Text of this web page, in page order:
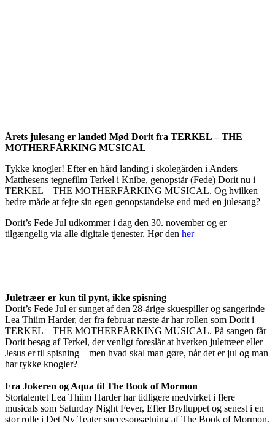
Årets julesang er landet! Mød Dorit fra TERKEL – THE
MOTHERFÅRKING MUSICAL
Tykke knogler! Efter en hård landing i skolegården i Anders
Matthesens tegnefilm Terkel i Knibe, genopstår (Fede) Dorit nu i
TERKEL – THE MOTHERFÅRKING MUSICAL. Og hvilken
bedre måde at fejre sin egen genopstandelse end med en julesang?
Dorit’s Fede Jul udkommer i dag den 30. november og er
tilgængelig via alle digitale tjenester. Hør den her
Juletræer er kun til pynt, ikke spisning
Dorit’s Fede Jul er sunget af den 28-årige skuespiller og sangerinde
Lea Thiim Harder, der fra februar næste år har rollen som Dorit i
TERKEL – THE MOTHERFÅRKING MUSICAL. På sangen får
Dorit besøg af Terkel, der venligt foreslår at hverken juletræer eller
Jesus er til spisning – men hvad skal man gøre, når det er jul og man
har tykke knogler?
Fra Jokeren og Aqua til The Book of Mormon
Stortalentet Lea Thiim Harder har tidligere medvirket i flere
musicals som Saturday Night Fever, Efter Brylluppet og senest i en
stor rolle i Det Ny Teater succesopsætning af The Book of Mormon,